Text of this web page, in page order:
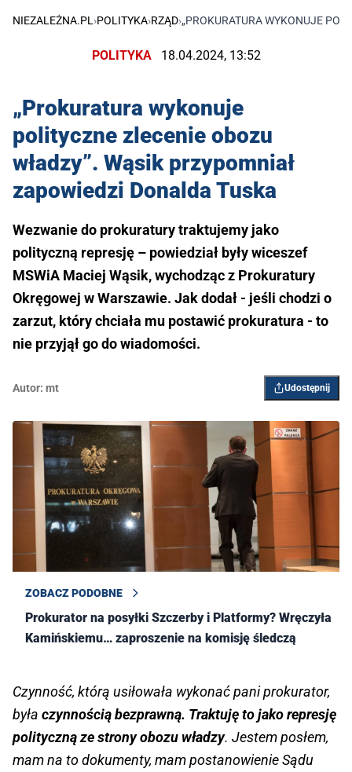
NIEZALEŻNA.PL ›POLITYKA›RZĄD›„PROKURATURA WYKONUJE
POLITYKA 18.04.2024, 13:52
„Prokuratura wykonuje
polityczne zlecenie obozu
władzy”. Wąsik przypomniał
zapowiedzi Donalda Tuska
Wezwanie do prokuratury traktujemy jako
polityczną represję – powiedział były wiceszef
MSWiA Maciej Wąsik, wychodząc z Prokuratury
Okręgowej w Warszawie. Jak dodał - jeśli chodzi o
zarzut, który chciała mu postawić prokuratura - to
nie przyjął go do wiadomości.
Autor: mt Udostępnij
ZOBACZ PODOBNE
Prokurator na posyłki Szczerby i Platformy? Wręczyła
Kamińskiemu… zaproszenie na komisję śledczą
Czynność, którą usiłowała wykonać pani prokurator,
była czynnością bezprawną. Traktuję to jako represję
polityczną ze strony obozu władzy. Jestem posłem,
mam na to dokumenty, mam postanowienie Sądu